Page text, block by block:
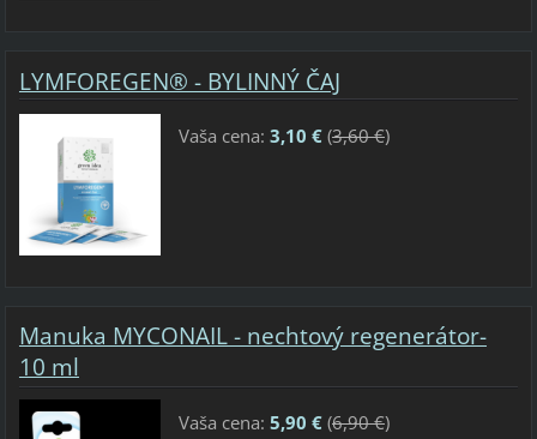
LYMFOREGEN® - BYLINNÝ ČAJ
Vaša cena: 3,10 €(3,60 €)
Manuka MYCONAIL - nechtový regenerátor-
10 ml
Vaša cena: 5,90 €(6,90 €)